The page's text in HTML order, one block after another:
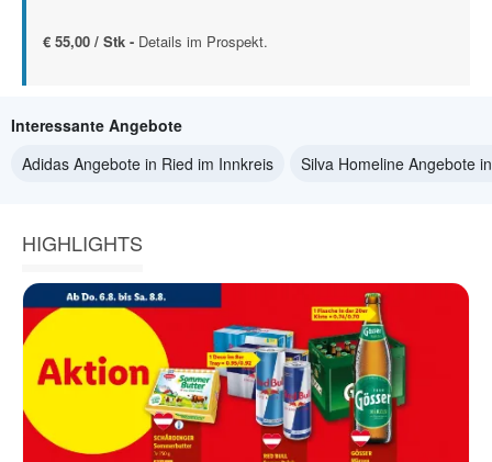
€ 55,00 / Stk - Details im Prospekt.
Interessante Angebote
Adidas Angebote in Ried im Innkreis
Silva Homeline Angebote
HIGHLIGHTS